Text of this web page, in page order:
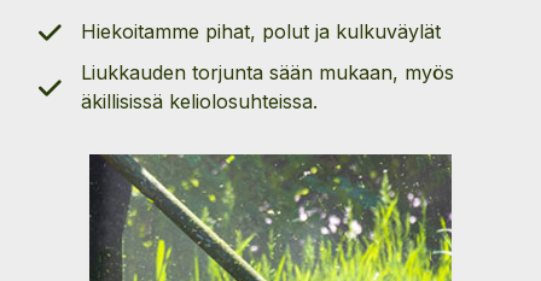
Hiekoitamme pihat, polut ja kulkuväylät
Liukkauden torjunta sään mukaan, myös
äkillisissä keliolosuhteissa.